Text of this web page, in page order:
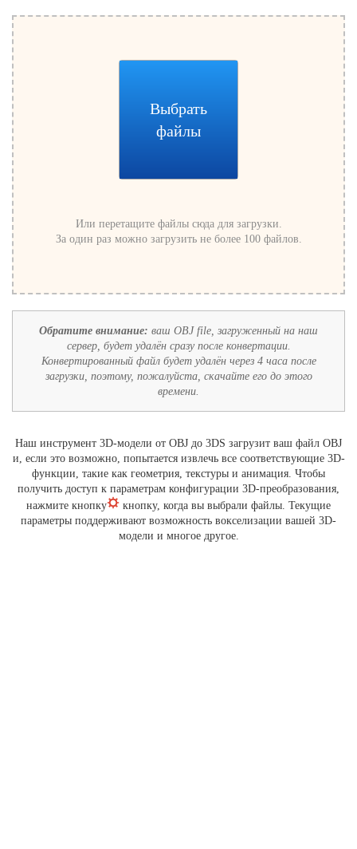
Выбрать
файлы
Или перетащите файлы сюда для загрузки.
За один раз можно загрузить не более 100 файлов.
Обратите внимание: ваш OBJ file, загруженный на наш
сервер, будет удалён сразу после конвертации.
Конвертированный файл будет удалён через 4 часа после
загрузки, поэтому, пожалуйста, скачайте его до этого
времени.
Наш инструмент 3D-модели от OBJ до 3DS загрузит ваш файл OBJ
и, если это возможно, попытается извлечь все соответствующие 3D-
функции, такие как геометрия, текстуры и анимация. Чтобы
получить доступ к параметрам конфигурации 3D-преобразования,
нажмите кнопку
кнопку, когда вы выбрали файлы. Текущие
параметры поддерживают возможность вокселизации вашей 3D-
модели и многое другое.